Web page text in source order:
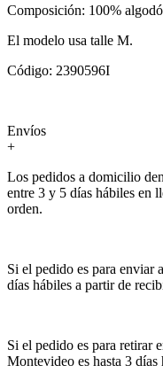
Composición: 100%
El modelo usa talle M.
Código: 2390596I
Envíos
+
Los pedidos a domicilio
entre 3 y 5 días hábiles en
orden.
Si el pedido es para enviar
días hábiles a partir de
Si el pedido es para retirar
Montevideo es hasta 3